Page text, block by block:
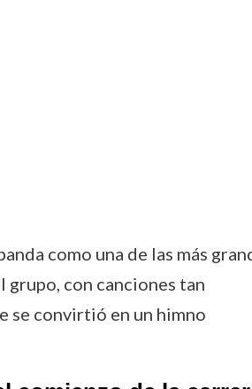
como una de las más
con canciones tan
se convirtió en un himno